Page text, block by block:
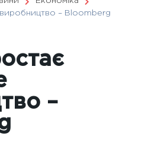
– Вloomberg
–